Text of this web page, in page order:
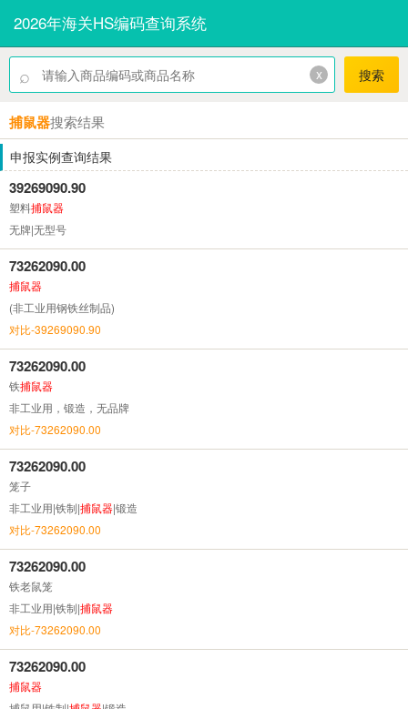
2026年海关HS编码查询系统
⌕ x 搜索
捕鼠器搜索结果
申报实例查询结果
39269090.90
塑料捕鼠器
无牌|无型号
73262090.00
捕鼠器
(非工业用钢铁丝制品)
对比-39269090.90
73262090.00
铁捕鼠器
非工业用，锻造，无品牌
对比-73262090.00
73262090.00
笼子
非工业用|铁制|捕鼠器|锻造
对比-73262090.00
73262090.00
铁老鼠笼
非工业用|铁制|捕鼠器
对比-73262090.00
73262090.00
捕鼠器